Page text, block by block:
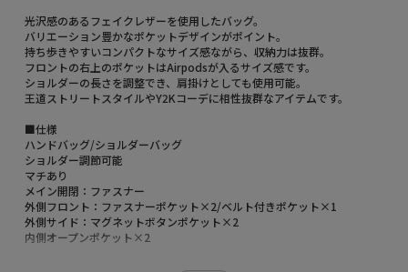
光沢感のあるフェイクレザーを使用したバッグ。
バリエーション豊かなポケットデザインがポイント。
持ち歩きやすいコンパクトなサイズ感ながら、収納力は抜群。
フロントの右上のポケットはAirpodsが入るサイズ感です。
ショルダーの長さを調整でき、肩掛けとしても使用可能。
王道ストリートスタイルやY2Kコーデに相性抜群なアイテムです。
■仕様
ハンドバッグ/ショルダーバッグ
ショルダー調節可能
マチあり
メイン開閉：ファスナー
外側フロント：ファスナーポケット×2/ベルト付きポケット×1
外側サイド：マグネットボタンポケット×2
内側オープンポケット×2